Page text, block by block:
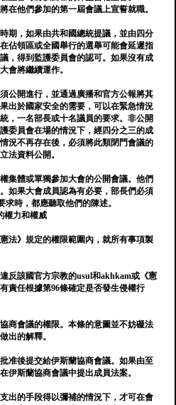
在他們參加的第一屆會議上宣誓就職。
期，如果由共和國總統提議，並由四分
佔領區或全國舉行的選舉可能會延遲指
，得到監護委員會的認可。如果沒有成
會將繼續運作。
公開進行，並通過廣播和官方公報將其
出於國家安全的需要，可以在緊急情況
，一名部長或十名議員的要求。非公開
委員會在場的情況下，經四分之三的成
況不再存在後，必須將此類閉門會議的
法資料公開。
集體或單獨參加大會的公開會議。他們
如果大會成員認為有必要，部長們必須
時，都應聽取他們的陳述。
權力和權威
法》規定的權限範圍內，就所有事項製
反該國官方宗教的usul和akhkam或《憲
責任根據第96條確定是否發生侵權行
商會議的權限。本條的意圖並不妨礙法
出的解釋。
准後提交給伊斯蘭協商會議。如果由至
伊斯蘭協商會議中提出成員法案。
出的手段得以彌補的情況下，才可在會